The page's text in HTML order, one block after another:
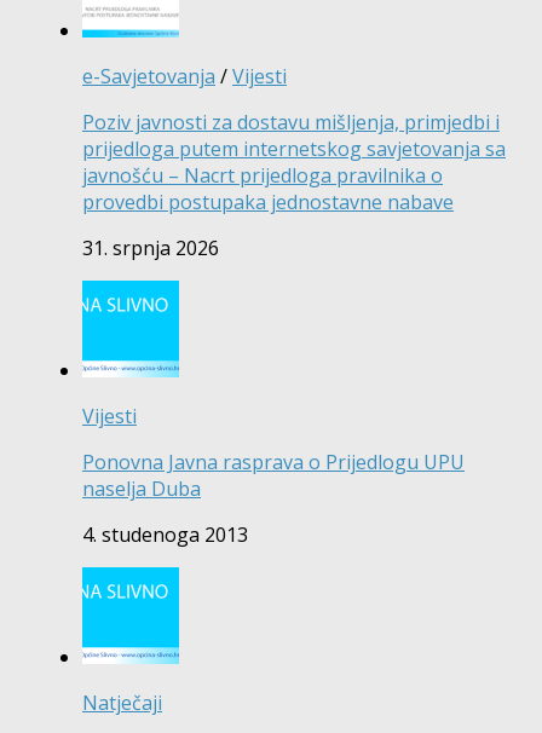
e-Savjetovanja /Vijesti
Poziv javnosti za dostavu mišljenja, primjedbi i
prijedloga putem internetskog savjetovanja sa
javnošću – Nacrt prijedloga pravilnika o
provedbi postupaka jednostavne nabave
31. srpnja 2026
Vijesti
Ponovna Javna rasprava o Prijedlogu UPU
naselja Duba
4. studenoga 2013
Natječaji